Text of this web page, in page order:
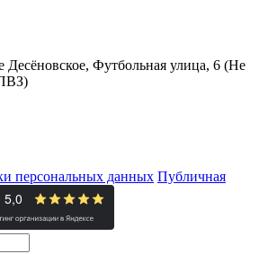
Десёновское, Футбольная улица, 6 (Не
персональных данных Публичная